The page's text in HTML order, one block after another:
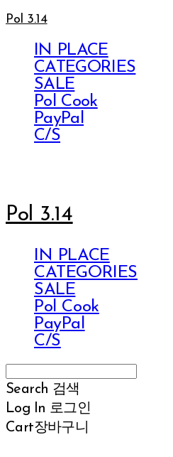
Pol 3.14
IN PLACE
CATEGORIES
SALE
Pol Cook
PayPal
C/S
Pol 3.14
IN PLACE
CATEGORIES
SALE
Pol Cook
PayPal
C/S
Search 검색
Log In 로그인
Cart장바구니